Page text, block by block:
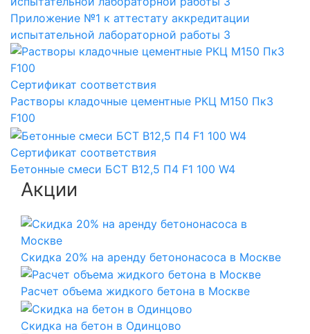
Приложение №1 к аттестату аккредитации
испытательной лабораторной работы 3
Сертификат соответствия
Растворы кладочные цементные РКЦ М150 Пк3
F100
Сертификат соответствия
Бетонные смеси БСТ B12,5 П4 F1 100 W4
Акции
Скидка 20% на аренду бетононасоса в Москве
Расчет объема жидкого бетона в Москве
Скидка на бетон в Одинцово